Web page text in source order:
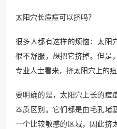
太阳穴长痘痘可以挤吗？
很多人都有这样的烦恼：太阳
很不舒服，想把它挤掉。但是
专业人士看来，挤太阳穴上的痘
要明确的是，太阳穴上长的痘
本质区别。它们都是由毛孔堵
一个比较敏感的区域，因此挤